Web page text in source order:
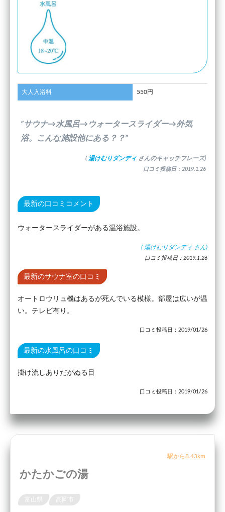
大人入浴料 550円
”サウナ→水風呂→ウォータースライダー→外気
浴。こんな施設他にある？？”
( 湯けむりダンディ さんのキャッチフレーズ)
口コミ投稿日：2019.1.26
最新の口コミコメント
ウォータースライダーがある温浴施設。
( 湯けむりダンディ さん)
口コミ投稿日：2019.1.26
最新のサウナ室の口コミ
オートロウリュ機はあるが死んでいる模様。部屋は広いが温
い。テレビ有り。
口コミ投稿日：2019/01/26
最新の水風呂の口コミ
掛け流しありだがぬる目
口コミ投稿日：2019/01/26
駅から8.43km
かたかごの湯